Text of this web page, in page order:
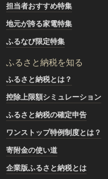
担当者おすすめ特集
地元が誇る家電特集
ふるなび限定特集
ふるさと納税を知る
ふるさと納税とは？
控除上限額シミュレーション
ふるさと納税の確定申告
ワンストップ特例制度とは？
寄附金の使い道
企業版ふるさと納税とは